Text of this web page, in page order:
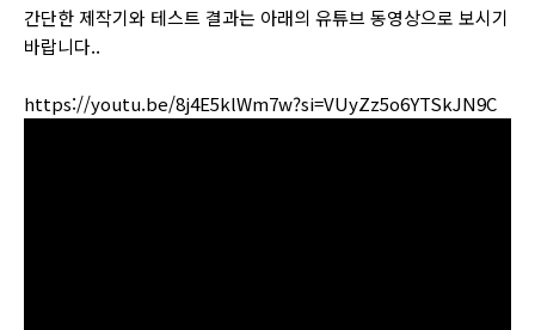
간단한 제작기와 테스트 결과는 아래의 유튜브 동영상으로 보시기
바랍니다..
https://youtu.be/8j4E5klWm7w?si=VUyZz5o6YTSkJN9C